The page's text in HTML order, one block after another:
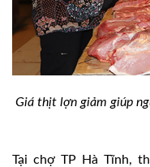
Giá thịt lợn giảm giúp
Tại chợ TP Hà Tĩnh,